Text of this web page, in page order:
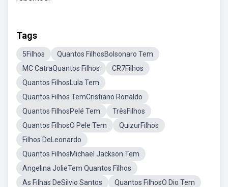
Tags
5Filhos
Quantos FilhosBolsonaro Tem
MC CatraQuantos Filhos
CR7Filhos
Quantos FilhosLula Tem
Quantos Filhos TemCristiano Ronaldo
Quantos FilhosPelé Tem
TrêsFilhos
Quantos FilhosO Pele Tem
QuizurFilhos
Filhos DeLeonardo
Quantos FilhosMichael Jackson Tem
Angelina JolieTem Quantos Filhos
As Filhas DeSilvio Santos
Quantos FilhosO Dio Tem